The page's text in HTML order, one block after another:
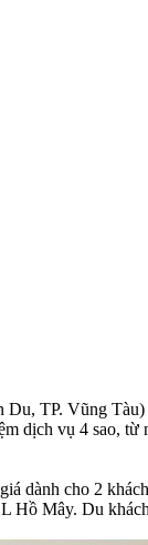
TP. Vũng
dịch vụ 4 sao,
dành cho 2
Mây. Du